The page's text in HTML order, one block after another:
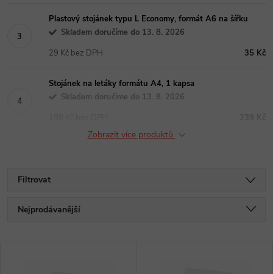
Plastový stojánek typu L Economy, formát A6 na šířku
Skladem doručíme do 13. 8. 2026
35 Kč
29 Kč bez DPH
Stojánek na letáky formátu A4, 1 kapsa
Skladem doručíme do 13. 8. 2026
Zobrazit více produktů
Filtrovat
Ř
Nejprodávanější